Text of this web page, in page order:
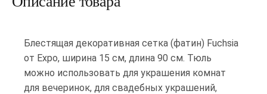
Блестящая декоративная сетка (фатин) Fuchsia
от Expo, ширина 15 см, длина 90 см. Тюль
можно использовать для украшения комнат
для вечеринок, для свадебных украшений,